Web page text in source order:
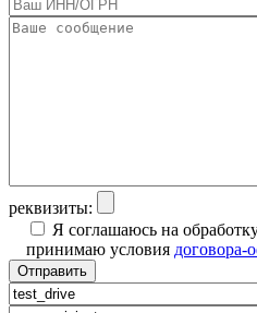
реквизиты:
Я соглашаюсь на
принимаю условия договора-